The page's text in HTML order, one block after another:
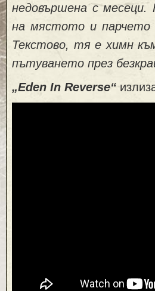
недовършена с месеци.
на мястото и парчето
Текстово, тя е химн
пътуването през
„Eden In Reverse“